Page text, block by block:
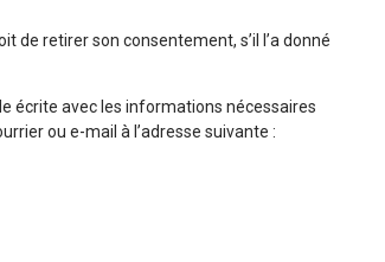
de retirer son consentement, s’il l’a donné
écrite avec les informations nécessaires
ou e-mail à l’adresse suivante :